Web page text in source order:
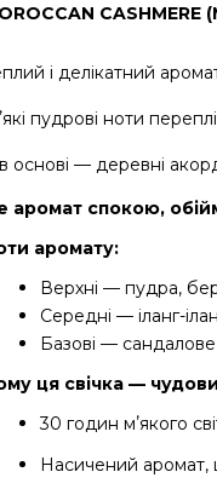
і делікатний
пудрові ноти
основі — деревні
аромат спокою,
аромату:
Верхні — пудра,
Середні — іланг-
Базові —
ця свічка —
30 годин мʼякого
Насичений